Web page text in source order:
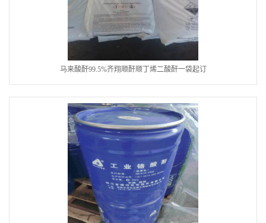
马来酸酐99.5%齐翔顺酐顺丁烯二酸酐一袋起订